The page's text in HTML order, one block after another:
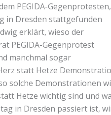
PEGIDA-Gegenprotesten,
in Dresden stattgefunden
erklärt, wieso der
PEGIDA-Gegenprotest
manchmal sogar
statt Hetze
solche Demonstrationen
Hetze wichtig sind und
in Dresden passiert ist,